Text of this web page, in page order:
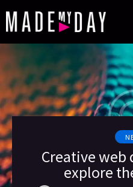
Creative web
explore